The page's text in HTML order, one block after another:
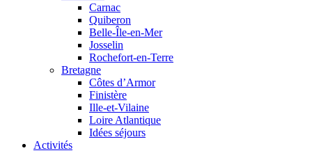
Carnac
Quiberon
Belle-Île-en-Mer
Josselin
Rochefort-en-Terre
Bretagne
Côtes d’Armor
Finistère
Ille-et-Vilaine
Loire Atlantique
Idées séjours
Activités